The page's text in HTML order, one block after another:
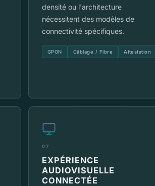
densité ou l'architecture
nécessitent des modèles de
connectivité spécifiques.
GPON Câblage / Fibre Attestation
07
EXPÉRIENCE
AUDIOVISUELLE
CONNECTÉE